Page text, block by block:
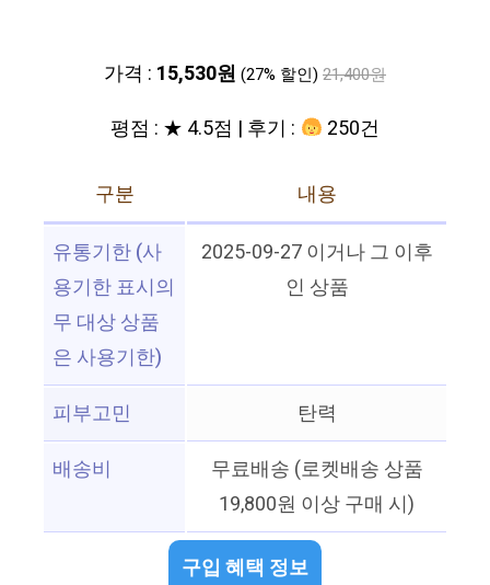
가격 : 15,530원 (27% 할인) 21,400원
평점 : ★ 4.5점 | 후기 : 250건
구분
내용
유통기한 (사
용기한 표시의
무 대상 상품
은 사용기한)
2025-09-27 이거나 그 이후
인 상품
피부고민
탄력
배송비
무료배송 (로켓배송 상품
19,800원 이상 구매 시)
구입 혜택 정보